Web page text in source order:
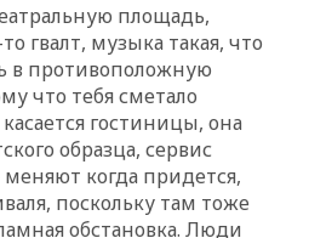
площадь,
гвалт, музыка такая, что
в противоположную
что тебя сметало
гостиницы, она
образца, сервис
когда придется,
поскольку там тоже
обстановка. Люди